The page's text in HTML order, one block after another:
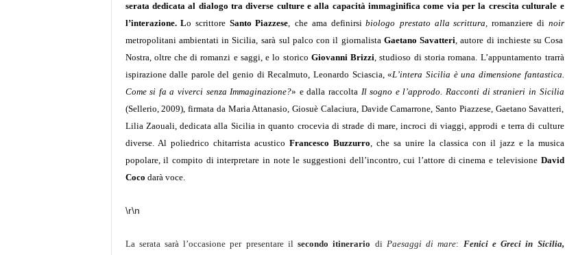
serata dedicata al dialogo tra diverse culture e alla capacità immaginifica come via per la crescita culturale e
l’interazione. Lo scrittore Santo Piazzese, che ama definirsibiologo prestato alla scrittura,romanziere di noir
metropolitani ambientati in Sicilia, sarà sul palco con il giornalista Gaetano Savatteri, autore di inchieste su Cosa
Nostra, oltre che di romanzi e saggi, elo storico Giovanni Brizzi, studioso di storia romana. L’appuntamento trarrà
ispirazione dalle parole del genio di Recalmuto, Leonardo Sciascia,«L’intera Sicilia è una dimensione fantastica.
Come si fa a viverci senza Immaginazione?» e dalla raccolta Il sogno e l’approdo. Racconti di stranieri in Sicilia
(Sellerio, 2009), firmata da Maria Attanasio, Giosuè Calaciura, Davide Camarrone, Santo Piazzese, Gaetano Savatteri,
Lilia Zaouali, dedicata alla Sicilia in quanto crocevia di strade di mare, incroci di viaggi, approdi e terra di culture
diverse. Al poliedrico chitarrista acustico Francesco Buzzurro, che sa unire la classica con il jazz e la musica
popolare,il compito di interpretare in note le suggestioni dell’incontro, cui l’attore di cinema e televisione David
Coco darà voce.
\r\n
La serata sarà l’occasione per presentare ilsecondo itinerario di Paesaggi di mare: Fenici e Greci in Sicilia,